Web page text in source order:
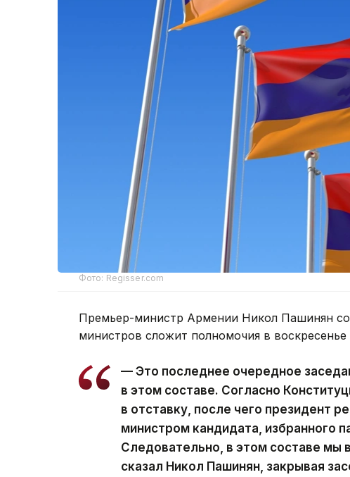
Фото: Regisser.com
Премьер-министр Армении Никол Пашинян
министров сложит полномочия в
— Это последнее очередное
в этом составе. Согласно
в отставку, после чего президент
министром кандидата, избранного
Следовательно, в этом составе мы
сказал Никол Пашинян, закрывая